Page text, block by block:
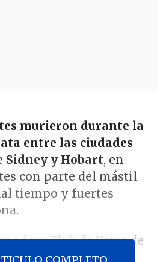
murieron durante la
entre las ciudades
Sidney y Hobart, en
con parte del mástil
tiempo y fuertes
Club de Yates de
encargado del